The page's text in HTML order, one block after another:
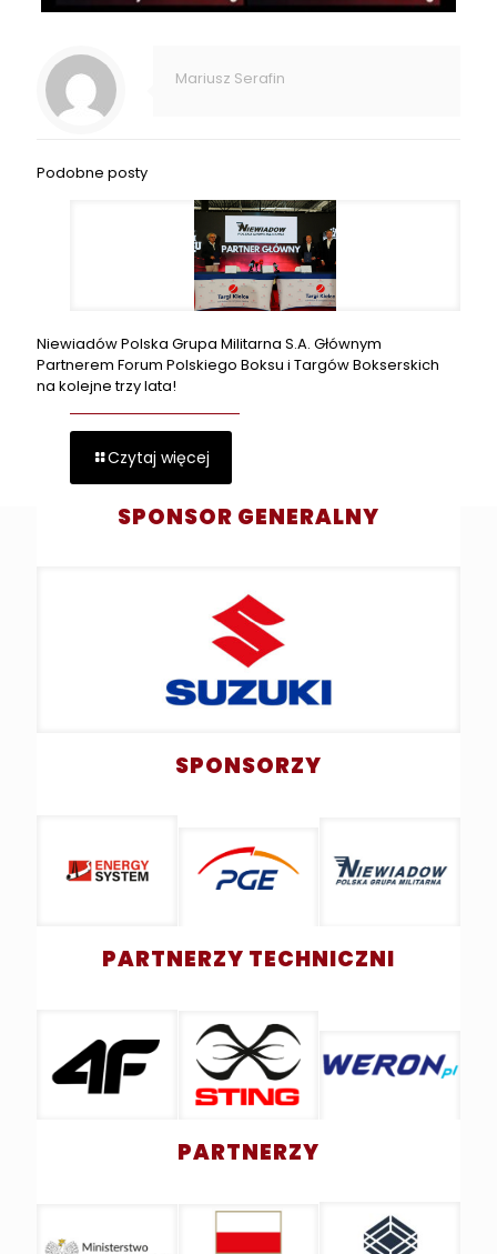
Mariusz Serafin
Podobne posty
Niewiadów Polska Grupa Militarna S.A. Głównym
Partnerem Forum Polskiego Boksu i Targów Bokserskich
na kolejne trzy lata!
Czytaj więcej
SPONSOR GENERALNY
SPONSORZY
PARTNERZY TECHNICZNI
PARTNERZY